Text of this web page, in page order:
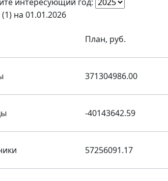
на 01.01.2026
План, руб.
371304986.00
-40143642.59
57256091.17